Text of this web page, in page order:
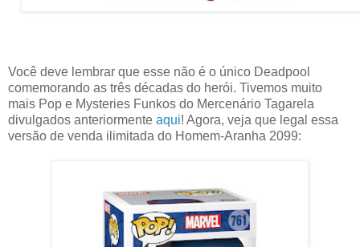
Você deve lembrar que esse não é o único Deadpool
comemorando as três décadas do herói. Tivemos muito
mais Pop e Mysteries Funkos do Mercenário Tagarela
divulgados anteriormente aqui! Agora, veja que legal essa
versão de venda ilimitada do Homem-Aranha 2099: